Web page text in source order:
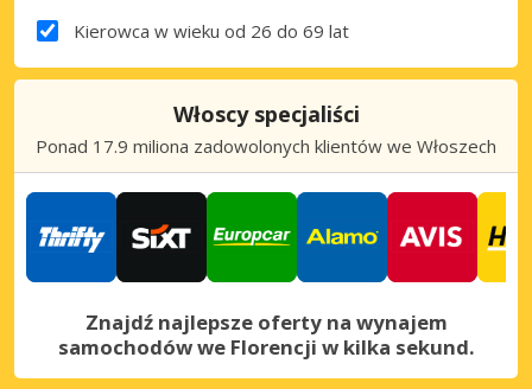
Kierowca w wieku od 26 do 69 lat
Włoscy specjaliści
Ponad 17.9 miliona zadowolonych klientów we Włoszech
Znajdź najlepsze oferty na wynajem
samochodów we Florencji w kilka sekund.